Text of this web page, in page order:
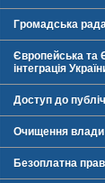
Громадська
Європейська та
інтеграція
Доступ до
Очищення влади
Безоплатна